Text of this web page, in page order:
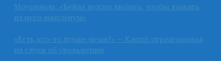
Моуринью: «Бейла нужно любить, чтобы выжать
из него максимум»
«Есть кто-то лучше меня?» — Клопп отреагировал
на слухи об увольнении